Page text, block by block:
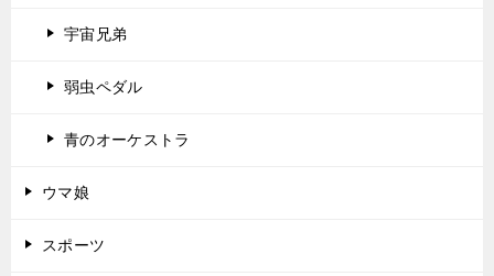
宇宙兄弟
弱虫ペダル
青のオーケストラ
ウマ娘
スポーツ